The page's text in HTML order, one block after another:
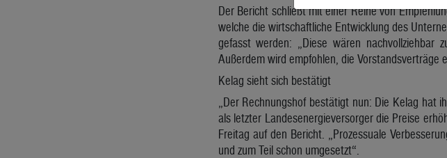
Der Bericht schließt mit einer Reihe von
welche die wirtschaftliche Entwicklung des
gefasst werden: „Diese wären nachvollziehbar
Außerdem wird empfohlen, die Vorstandsverträge
Kelag sieht sich bestätigt
„Der Rechnungshof bestätigt nun: Die Kelag
als letzter Landesenergieversorger die Preise
Freitag auf den Bericht. „Prozessuale
und zum Teil schon umgesetzt“.